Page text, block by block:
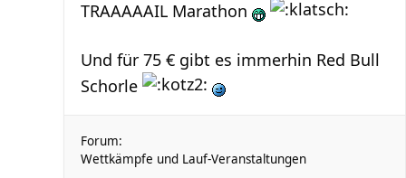
TRAAAAAIL Marathon
Und für 75 € gibt es immerhin Red Bull
Schorle
Forum:
Wettkämpfe und Lauf-Veranstaltungen